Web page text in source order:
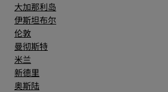
大加那利岛
伊斯坦布尔
伦敦
曼彻斯特
米兰
新德里
奥斯陆